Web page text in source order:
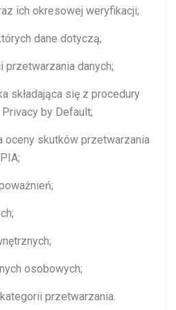
ich okresowej weryfikacji;
dane dotyczą;
przetwarzania danych;
składająca się z procedury
by Default;
oceny skutków przetwarzania
osobowych;
przetwarzania.